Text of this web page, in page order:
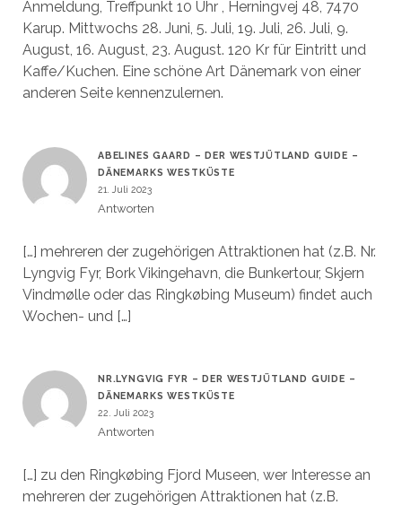
Anmeldung, Treffpunkt 10 Uhr , Herningvej 48, 7470
Karup. Mittwochs 28. Juni, 5. Juli, 19. Juli, 26. Juli, 9.
August, 16. August, 23. August. 120 Kr für Eintritt und
Kaffe/Kuchen. Eine schöne Art Dänemark von einer
anderen Seite kennenzulernen.
ABELINES GAARD – DER WESTJÜTLAND GUIDE –
DÄNEMARKS WESTKÜSTE
21. Juli 2023
Antworten
[…] mehreren der zugehörigen Attraktionen hat (z.B. Nr.
Lyngvig Fyr, Bork Vikingehavn, die Bunkertour, Skjern
Vindmølle oder das Ringkøbing Museum) findet auch
Wochen- und […]
NR.LYNGVIG FYR – DER WESTJÜTLAND GUIDE –
DÄNEMARKS WESTKÜSTE
22. Juli 2023
Antworten
[…] zu den Ringkøbing Fjord Museen, wer Interesse an
mehreren der zugehörigen Attraktionen hat (z.B.